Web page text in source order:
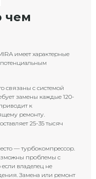
чем
имеет характерные
потенциальным
связаны с системой
замены каждые 120-
к
ремонту.
25-35 тысяч
— турбокомпрессор.
проблемы с
владелец не
Замена или ремонт